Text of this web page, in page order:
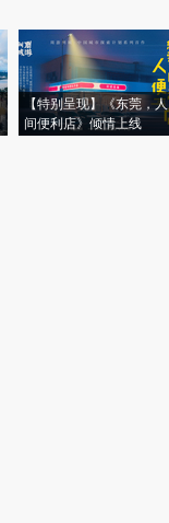
【特别呈现】《东莞，人
间便利店》倾情上线